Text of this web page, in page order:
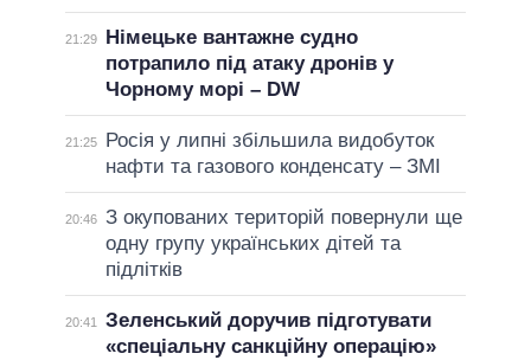
21:29
Німецьке вантажне судно
потрапило під атаку дронів у
Чорному морі – DW
21:25
Росія у липні збільшила видобуток
нафти та газового конденсату – ЗМІ
20:46 З окупованих територій повернули ще
одну групу українських дітей та
підлітків
20:41
Зеленський доручив підготувати
«спеціальну санкційну операцію»